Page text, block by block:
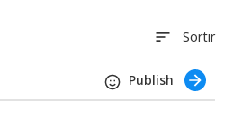
sort Sortir
Publish